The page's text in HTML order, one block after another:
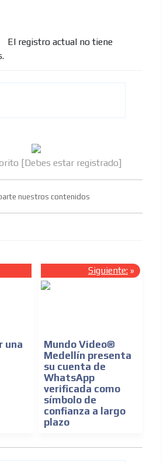
El registro actual no tiene
[Debes estar registrado]
nuestros contenidos
una
Siguiente: »
Mundo Video®
Medellín presenta
su cuenta de
WhatsApp
verificada como
símbolo de
confianza a largo
plazo